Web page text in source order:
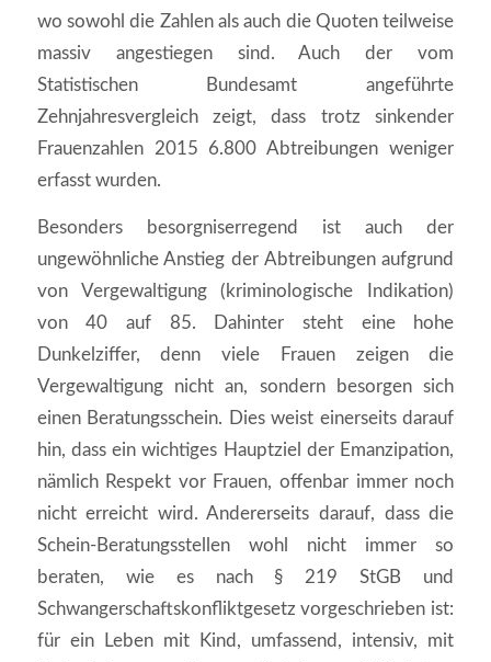
wo sowohl die Zahlen als auch die Quoten teilweise
massiv angestiegen sind. Auch der vom
Statistischen Bundesamt angeführte
Zehnjahresvergleich zeigt, dass trotz sinkender
Frauenzahlen 2015 6.800 Abtreibungen weniger
erfasst wurden.
Besonders besorgniserregend ist auch der
ungewöhnliche Anstieg der Abtreibungen aufgrund
von Vergewaltigung (kriminologische Indikation)
von 40 auf 85. Dahinter steht eine hohe
Dunkelziffer, denn viele Frauen zeigen die
Vergewaltigung nicht an, sondern besorgen sich
einen Beratungsschein. Dies weist einerseits darauf
hin, dass ein wichtiges Hauptziel der Emanzipation,
nämlich Respekt vor Frauen, offenbar immer noch
nicht erreicht wird. Andererseits darauf, dass die
Schein-Beratungsstellen wohl nicht immer so
beraten, wie es nach § 219 StGB und
Schwangerschaftskonfliktgesetz vorgeschrieben ist:
für ein Leben mit Kind, umfassend, intensiv, mit